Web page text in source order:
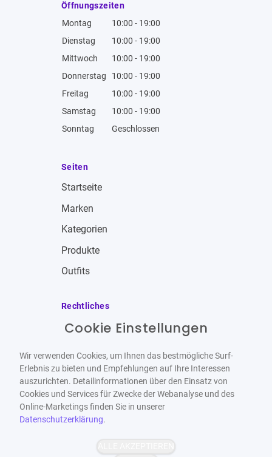
Öffnungszeiten
Montag
10:00 - 19:00
Dienstag
10:00 - 19:00
Mittwoch
10:00 - 19:00
Donnerstag
10:00 - 19:00
Freitag
10:00 - 19:00
Samstag
10:00 - 19:00
Sonntag
Geschlossen
Seiten
Startseite
Marken
Kategorien
Produkte
Outfits
Rechtliches
Impressum
Datenschutzbestimmungen
Widerrufsbelehrung
Cookie Einstellungen
Wir verwenden Cookies, um Ihnen das bestmögliche Surf-
Erlebnis zu bieten und Empfehlungen auf Ihre Interessen
auszurichten. Detailinformationen über den Einsatz von
Cookies und Services für Zwecke der Webanalyse und des
Online-Marketings finden Sie in unserer
Datenschutzerklärung.
ALLE AKZEPTIEREN